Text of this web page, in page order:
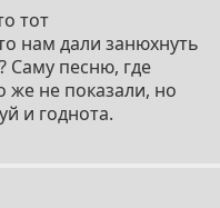
тот
нам дали занюхнуть
Саму песню, где
же не показали, но
и годнота.